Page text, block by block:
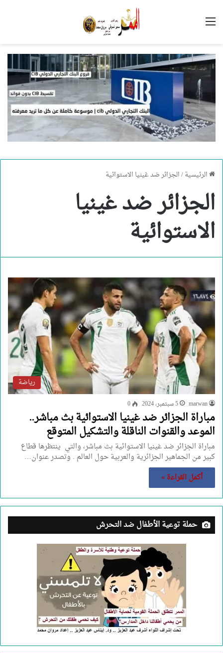
القائمة
الرئيسية/الجزائر ضد غينيا الاستوائية
الجزائر ضد غينيا
الاستوائية
رياضة
marwan 5 سبتمبر، 2024 0
مباراة الجزائر ضد غينيا الاستوائية بث مباشر..
الموعد والقنوات الناقلة والتشكيل المتوقع
مباراة الجزائر ضد غينيا الاستوائية بث مباشر، والتي ينتظرها قطاع
كبير من الجماهير الجزائرية والعربية حول العالم . وتصدر عنوان…
أكمل القراءة »
حملة توعية الأطفال ضد التحرش